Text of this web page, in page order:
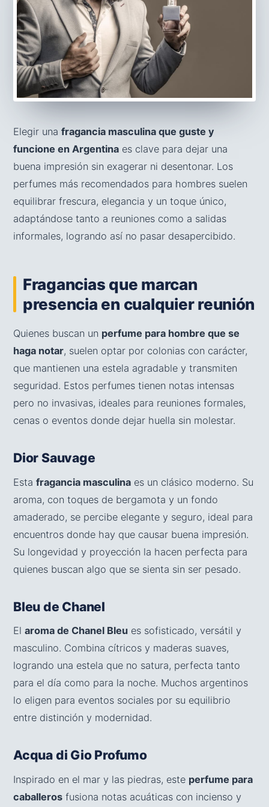
Elegir una fragancia masculina que guste y
funcione en Argentina es clave para dejar una
buena impresión sin exagerar ni desentonar. Los
perfumes más recomendados para hombres suelen
equilibrar frescura, elegancia y un toque único,
adaptándose tanto a reuniones como a salidas
informales, logrando así no pasar desapercibido.
Fragancias que marcan
presencia en cualquier reunión
Quienes buscan un perfume para hombre que se
haga notar, suelen optar por colonias con carácter,
que mantienen una estela agradable y transmiten
seguridad. Estos perfumes tienen notas intensas
pero no invasivas, ideales para reuniones formales,
cenas o eventos donde dejar huella sin molestar.
Dior Sauvage
Esta fragancia masculina es un clásico moderno. Su
aroma, con toques de bergamota y un fondo
amaderado, se percibe elegante y seguro, ideal para
encuentros donde hay que causar buena impresión.
Su longevidad y proyección la hacen perfecta para
quienes buscan algo que se sienta sin ser pesado.
Bleu de Chanel
El aroma de Chanel Bleu es sofisticado, versátil y
masculino. Combina cítricos y maderas suaves,
logrando una estela que no satura, perfecta tanto
para el día como para la noche. Muchos argentinos
lo eligen para eventos sociales por su equilibrio
entre distinción y modernidad.
Acqua di Gio Profumo
Inspirado en el mar y las piedras, este perfume para
caballeros fusiona notas acuáticas con incienso y